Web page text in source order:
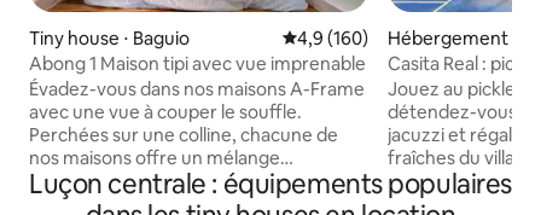
Tiny house ⋅ Baguio Évaluation moyenne sur la
4,9 (160)
Abong 1 Maison tipi avec vue imprenable
Évadez-vous dans nos maisons A-Frame
avec une vue à couper le souffle.
Perchées sur une colline, chacune de
nos maisons offre un mélange
confortable de vie moderne tout en se
réveillant avec une vue panoramique.
Hébergement ⋅
Casita Real :
en bord de mer
Jouez au
détendez-vous
jacuzzi et
fraîches du
seulement 100
Pasig ou
Luçon centrale : équipements populaires